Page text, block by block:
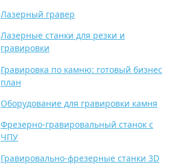
Лазерный гравер
Лазерные станки для резки и
гравировки
Гравировка по камню: готовый бизнес
план
Оборудование для гравировки камня
Фрезерно-гравировальный станок с
ЧПУ
Гравировально-фрезерные станки 3D